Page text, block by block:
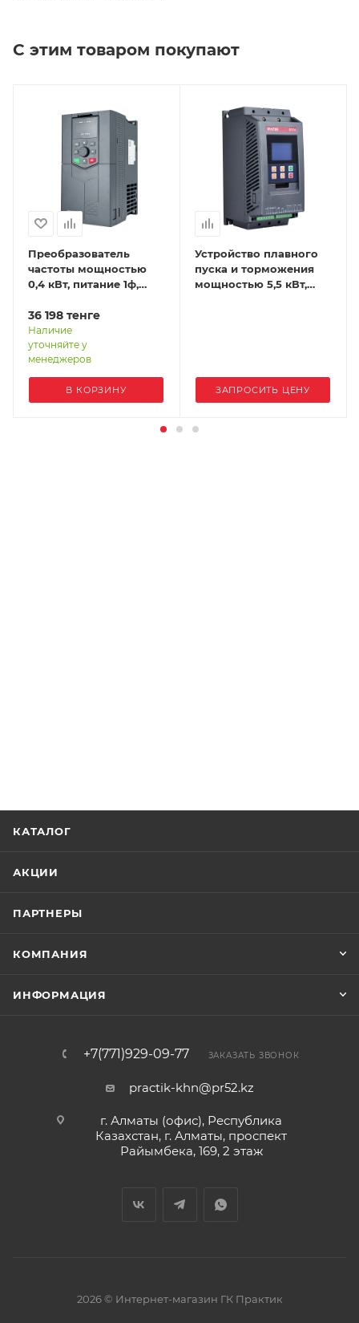
С этим товаром покупают
Преобразователь
частоты мощностью
0,4 кВт, питание 1ф,
EFIP-LA3-0R4G-2S
36 198 тенге
Наличие
уточняйте у
менеджеров
В КОРЗИНУ
Устройство плавного
пуска и торможения
мощностью 5,5 кВт,
ЗАПРОСИТЬ ЦЕНУ
КАТАЛОГ
АКЦИИ
ПАРТНЕРЫ
КОМПАНИЯ
ИНФОРМАЦИЯ
+7(771)929-09-77 ЗАКАЗАТЬ ЗВОНОК
practik-khn@pr52.kz
г. Алматы (офис), Республика
Казахстан, г. Алматы, проспект
Райымбека, 169, 2 этаж
2026 © Интернет-магазин ГК Практик